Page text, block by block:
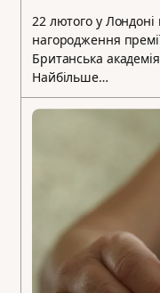
22 лютого у
нагородження
Британська
Найбільше…